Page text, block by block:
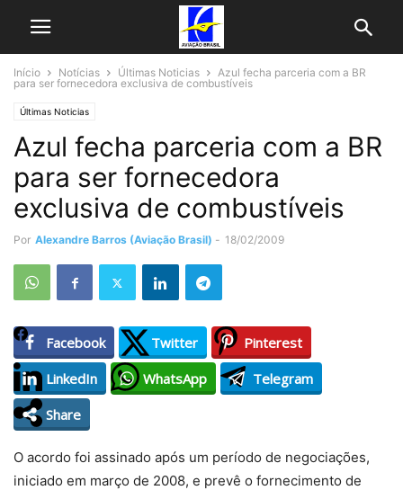
Início Notícias Últimas Noticias
Azul fecha parceria com a BR
para ser fornecedora exclusiva de combustíveis
Últimas Noticias
Azul fecha parceria com a BR
para ser fornecedora
exclusiva de combustíveis
Por Alexandre Barros (Aviação Brasil) - 18/02/2009
Facebook Twitter
Pinterest
LinkedIn
WhatsApp
Telegram
Share
O acordo foi assinado após um período de negociações,
iniciado em março de 2008, e prevê o fornecimento de